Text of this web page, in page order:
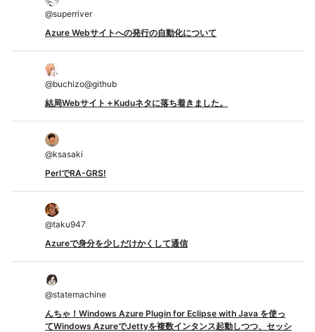
@superriver
Azure Webサイトへの発行の自動化について
@buchizo@github
結局Webサイト＋Kuduネタに落ち着きました。
@ksasaki
PerlでRA-GRS!
@taku947
Azureで身分を少しだけかくして通信
@statemachine
んちゃ！Windows Azure Plugin for Eclipse with Java を使っ
てWindows AzureでJettyを複数インタンス起動しつつ、セッシ